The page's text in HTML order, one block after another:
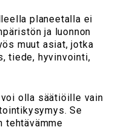
planeetalla ei
ja luonnon
muut asiat, jotka
tiede, hyvinvointi,
olla säätiöille vain
Se
tehtävämme